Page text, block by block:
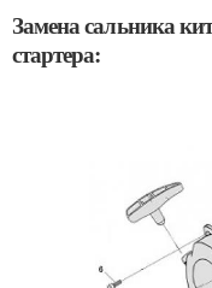
Замена сальника
стартера: